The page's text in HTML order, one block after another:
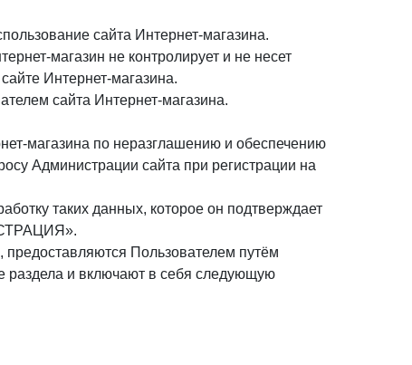
сайта Интернет-магазина.
магазин не контролирует и не несет
Интернет-магазина.
сайта Интернет-магазина.
магазина по неразглашению и обеспечению
Администрации сайта при регистрации на
таких данных, которое он подтверждает
Пользователем путём
раздела и включают в себя следующую